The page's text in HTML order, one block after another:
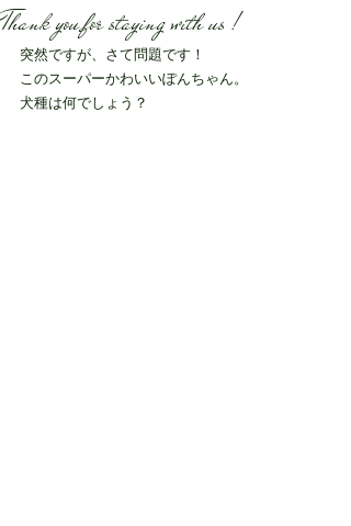
Thank you for staying with us !
突然ですが、さて問題です！
このスーパーかわいいぽんちゃん。
犬種は何でしょう？